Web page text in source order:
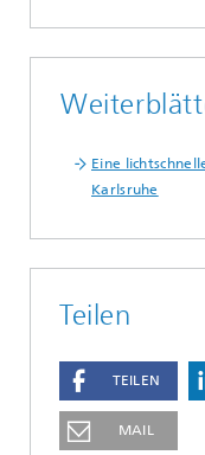
Eine
Karlsruhe
Teilen
TEILEN
MAIL